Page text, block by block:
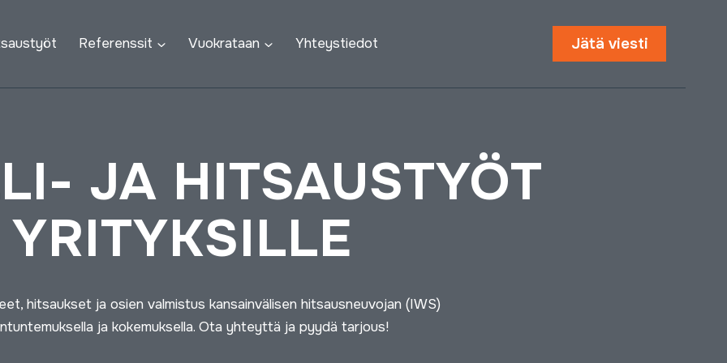
Referenssit Vuokrataan Yhteystiedot Jätä viesti
JA HITSAUSTYÖT
YRITYKSILLE
hitsaukset ja osien valmistus kansainvälisen hitsausneuvojan (IWS)
ja kokemuksella. Ota yhteyttä ja pyydä tarjous!